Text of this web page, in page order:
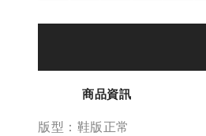
商品資訊
版型：鞋版正常